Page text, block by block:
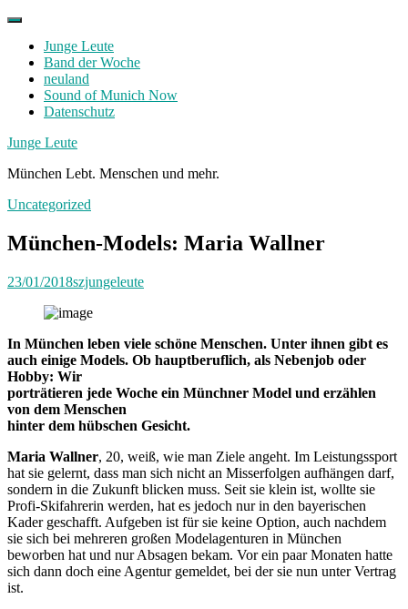
Skip
contentJunge Leute
Band der Woche
neuland
Sound of Munich Now
Datenschutz
Facebook
Twitter
Instagram
Junge Leute
München Lebt. Menschen und mehr.
Uncategorized
München-Models: Maria Wallner
23/01/2018szjungeleute
In München leben viele schöne Menschen. Unter ihnen gibt es
auch einige Models. Ob hauptberuflich, als Nebenjob oder
Hobby: Wir
porträtieren jede Woche ein Münchner Model und erzählen
von dem Menschen
hinter dem hübschen Gesicht.
Maria Wallner, 20, weiß, wie man Ziele angeht. Im Leistungssport
hat sie gelernt, dass man sich nicht an Misserfolgen aufhängen darf,
sondern in die Zukunft blicken muss. Seit sie klein ist, wollte sie
Profi-Skifahrerin werden, hat es jedoch nur in den bayerischen
Kader geschafft. Aufgeben ist für sie keine Option, auch nachdem
sie sich bei mehreren großen Modelagenturen in München
beworben hat und nur Absagen bekam. Vor ein paar Monaten hatte
sich dann doch eine Agentur gemeldet, bei der sie nun unter Vertrag
ist.